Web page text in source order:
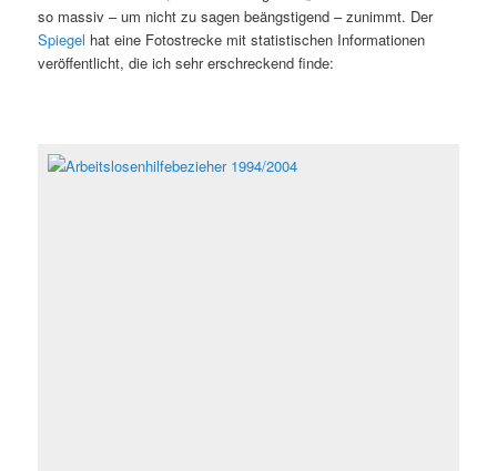
so massiv – um nicht zu sagen beängstigend – zunimmt. Der
Spiegel hat eine Fotostrecke mit statistischen Informationen
veröffentlicht, die ich sehr erschreckend finde: